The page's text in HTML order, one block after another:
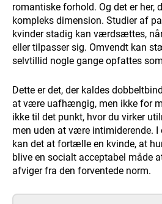
romantiske forhold. Og det er her,
kompleks dimension. Studier af
kvinder stadig kan værdsættes,
eller tilpasser sig. Omvendt kan
selvtillid nogle gange opfattes
Dette er det, der kaldes
at være uafhængig, men ikke for
ikke til det punkt, hvor du virker
men uden at være intimiderende.
kan det at fortælle en kvinde, at
blive en socialt acceptabel måde
afviger fra den forventede norm.